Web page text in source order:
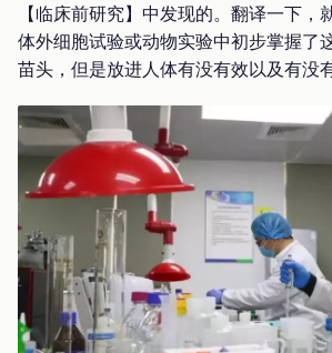
【临床前研究】中发现的。翻译一下，
体外细胞试验或动物实验中初步掌握了
苗头，但是放进人体有没有效以及有没